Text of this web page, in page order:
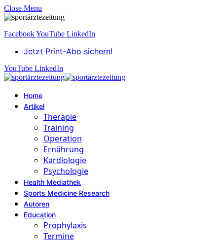
Close Menu
FacebookYouTube LinkedIn
Jetzt Print-Abo sichern!
YouTube LinkedIn
Home
Artikel
Therapie
Training
Operation
Ernährung
Kardiologie
Psychologie
Health Mediathek
Sports Medicine Research
Autoren
Education
Prophylaxis
Termine